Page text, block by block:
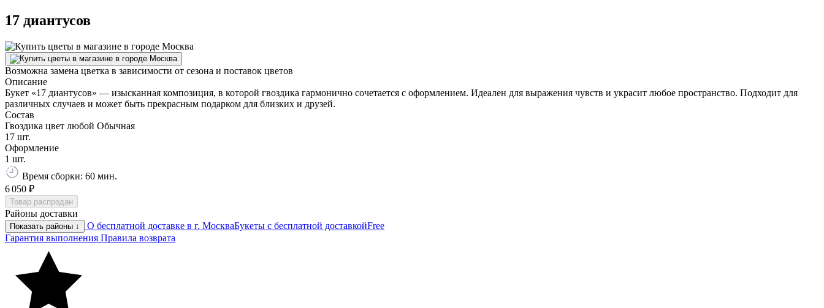
17 диантусов
Возможна замена цветка в зависимости от сезона и поставок цветов
Описание
Букет «17 диантусов» — изысканная композиция, в которой гвоздика гармонично сочетается с оформлением. Идеален для выражения чувств и украсит любое пространство. Подходит для
различных случаев и может быть прекрасным подарком для близких и друзей.
Состав
Гвоздика цвет любой Обычная
17 шт.
Оформление
1 шт.
Время сборки: 60 мин.
6 050 ₽
Товар распродан
Районы доставки
Показать районы ↓ О бесплатной доставке в г. МоскваБукеты с бесплатной доставкойFree
Гарантия выполнения Правила возврата